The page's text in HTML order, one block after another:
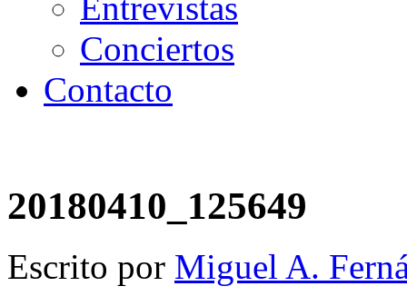
Conciertos
Contacto
20180410_125649
Escrito por Miguel A.